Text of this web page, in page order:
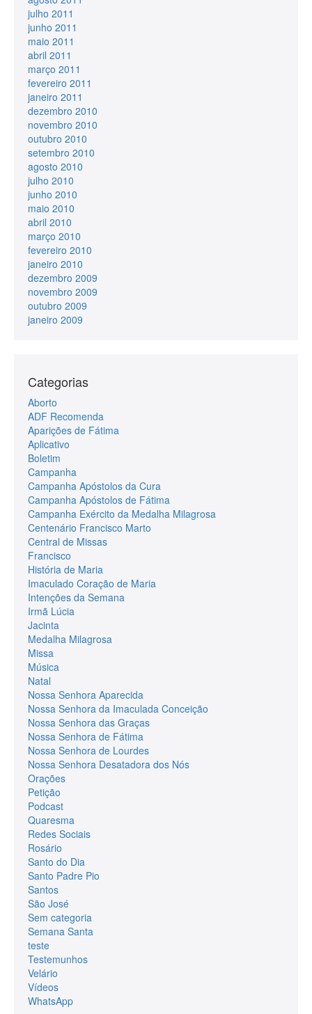
julho 2011
junho 2011
maio 2011
abril 2011
março 2011
fevereiro 2011
janeiro 2011
dezembro 2010
novembro 2010
outubro 2010
setembro 2010
agosto 2010
julho 2010
junho 2010
maio 2010
abril 2010
março 2010
fevereiro 2010
janeiro 2010
dezembro 2009
novembro 2009
outubro 2009
janeiro 2009
Categorias
Aborto
ADF Recomenda
Aparições de Fátima
Aplicativo
Boletim
Campanha
Campanha Apóstolos da Cura
Campanha Apóstolos de Fátima
Campanha Exército da Medalha Milagrosa
Centenário Francisco Marto
Central de Missas
Francisco
História de Maria
Imaculado Coração de Maria
Intenções da Semana
Irmã Lúcia
Jacinta
Medalha Milagrosa
Missa
Música
Natal
Nossa Senhora Aparecida
Nossa Senhora da Imaculada Conceição
Nossa Senhora das Graças
Nossa Senhora de Fátima
Nossa Senhora de Lourdes
Nossa Senhora Desatadora dos Nós
Orações
Petição
Podcast
Quaresma
Redes Sociais
Rosário
Santo do Dia
Santo Padre Pio
Santos
São José
Sem categoria
Semana Santa
teste
Testemunhos
Velário
Vídeos
WhatsApp